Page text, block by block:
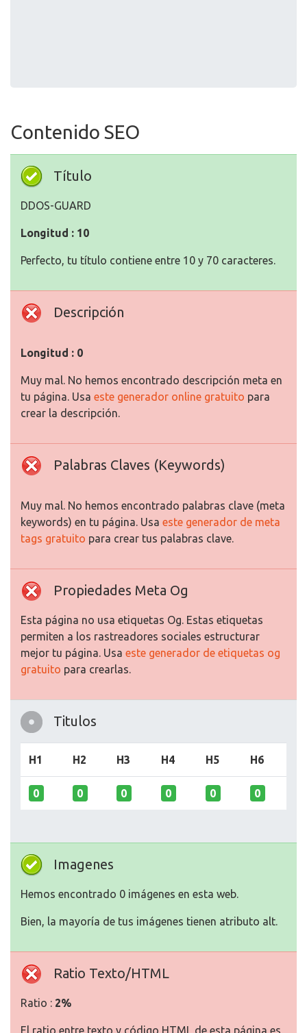
Contenido SEO
Título
DDOS-GUARD
Longitud : 10
Perfecto, tu título contiene entre 10 y 70 caracteres.
Descripción
Longitud : 0
Muy mal. No hemos encontrado descripción meta en
tu página. Usa este generador online gratuito para
crear la descripción.
Palabras Claves (Keywords)
Muy mal. No hemos encontrado palabras clave (meta
keywords) en tu página. Usa este generador de meta
tags gratuito para crear tus palabras clave.
Propiedades Meta Og
Esta página no usa etiquetas Og. Estas etiquetas
permiten a los rastreadores sociales estructurar
mejor tu página. Usa este generador de etiquetas og
gratuito para crearlas.
Titulos
H1 H2 H3 H4 H5 H6
0 0 0 0 0 0
Imagenes
Hemos encontrado 0 imágenes en esta web.
Bien, la mayoría de tus imágenes tienen atributo alt.
Ratio Texto/HTML
Ratio : 2%
El ratio entre texto y código HTML de esta página es